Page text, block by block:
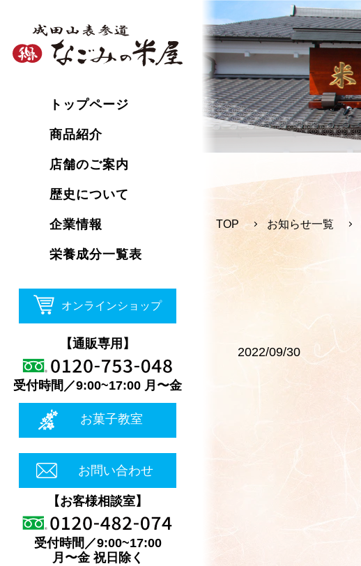
トップページ
商品紹介
店舗のご案内
歴史について
企業情報
栄養成分一覧表
オンラインショップ
【通販専用】
受付時間／9:00~17:00 月〜金
お菓子教室
お問い合わせ
【お客様相談室】
受付時間／9:00~17:00
月〜金 祝日除く
TOP お知らせ一覧
2022/09/30